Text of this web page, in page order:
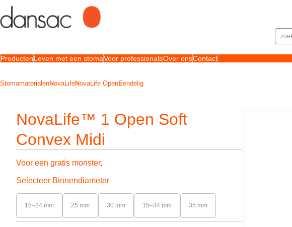
ProductenLeven met een stomaVoor professionalsOver onsContact
StomamaterialenNovaLifeNovaLife OpenEendelig
NovaLife™ 1 Open Soft
Convex Midi
Voor een gratis monster,
Selecteer Binnendiameter
15–24 mm 25 mm 30 mm 15–34 mm 35 mm